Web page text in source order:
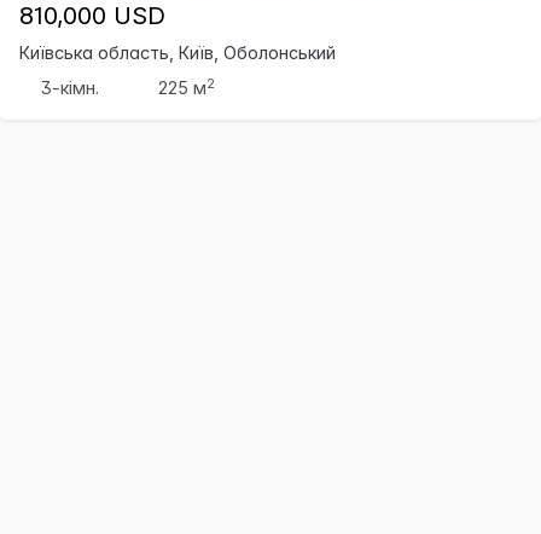
810,000 USD
Київська область, Київ, Оболонський
3-кімн.
225 м2